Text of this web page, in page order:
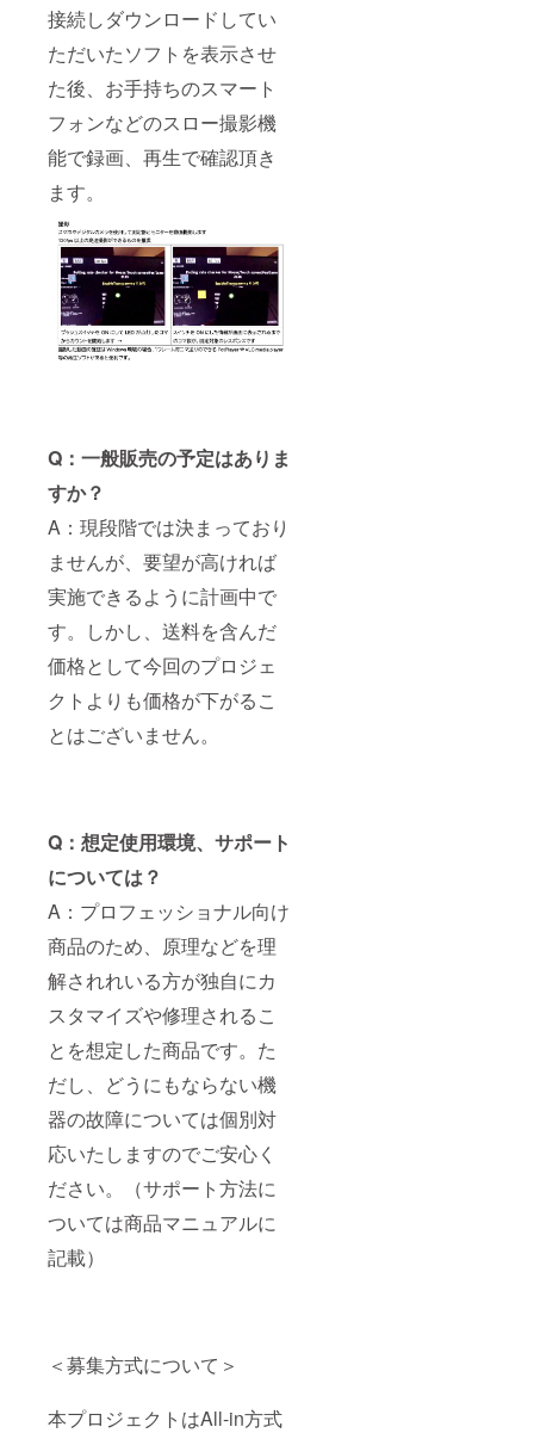
接続しダウンロードしてい
ただいたソフトを表示させ
た後、お手持ちのスマート
フォンなどのスロー撮影機
能で録画、再生で確認頂き
ます。
Q：一般販売の予定はありま
すか？
A：現段階では決まっており
ませんが、要望が高ければ
実施できるように計画中で
す。しかし、送料を含んだ
価格として今回のプロジェ
クトよりも価格が下がるこ
とはございません。
Q：想定使用環境、サポート
については？
A：プロフェッショナル向け
商品のため、原理などを理
解されれいる方が独自にカ
スタマイズや修理されるこ
とを想定した商品です。た
だし、どうにもならない機
器の故障については個別対
応いたしますのでご安心く
ださい。（サポート方法に
ついては商品マニュアルに
記載）
＜募集方式について＞
本プロジェクトはAll-in方式